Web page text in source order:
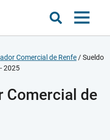
Comercial de Renfe /Sueldo
2025
Comercial de